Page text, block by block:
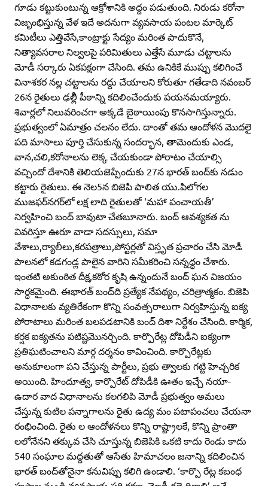
గూడు కట్టుకుంటున్న ఆక్రోశానికి అద్దం పడుతుంది. నిరుడు కరోనా
విజృంభిస్తున్న వేళ ఇదే అదనుగా వ్యవసాయ పంటల మార్కెట్‌
కమిటీలు ఎత్తివేసే,కాంట్రాక్టు సేద్యం మరింత పాదుకొనే,
నిత్యావసరాల నిల్వలపై పరిమితులు ఎత్తేసే మూడు చట్టాలను
మోడీ సర్కారు ఏకపక్షంగా చేసింది. తమ ఉనికికే ముప్పు కలిగించే
వినాశకర నల్ల చట్టాలను రద్దు చేయాలని కోరుతూ గతేడాది నవంబర్‌
26న రైతులు ఢల్లీి పీఠాన్ని కదిలించేందుకు పయనమయ్యారు.
శివార్లలో నిలువరించగా అక్కడే బైఠాయింపు కొనసాగిస్తున్నారు.
ప్రభుత్వంలో ఏమాత్రం చలనం లేదు. దాంతో తమ ఆందోళన మొదలై
పది మాసాలు పూర్తి చేసుకున్న సందర్భాన, తామెందుకు ఎండ,
వాన,చలి,కరోనాలను లెక్క చేయకుండా పోరాటం చేయాల్సి
వచ్చిందో దేశానికి తెలియజెప్పేందుకు 27న భారత్‌ బంద్‌కు నడుం
కట్టారు రైతులు. ఈ నెల5న బిజెపి పాలిత యు.పిలోగల
ముజఫర్‌నగర్‌లో లక్ష లాది రైతులతో ‘మహా పంచాయతీ’
నిర్వహించి బంద్‌ బావుటా చేతబూనారు. బంద్‌ ఆవశ్యకత ను
వివరిస్తూ ఊరూ వాడా సదస్సులు, సమా
వేశాలు,ర్యాలీలు,కరపత్రాలు,పోస్టర్లతో విస్తృత ప్రచారం చేసి మోడీ
పాలనలో కడగండ్ల పాలైన వారిని సమీకరించి సన్నద్ధం చేశారు.
ఇంతటి అకుంఠిత దీక్ష,కఠోర కృషి ఉన్నందునే బంద్‌ ఘన విజయం
సార్ధకమైంది. ఈభారత్‌ బంద్‌ది ప్రత్యేక నేపథ్యం, చరిత్రాత్మకం. బిజెపి
విధానాలకు వ్యతిరేకంగా కొన్ని సంవత్సరాలుగా నిర్వహిస్తున్న ఐక్య
పోరాటాలు మరింత బలపడటానికి బంద్‌ దిశా నిర్దేశం చేసింది. కార్మిక,
కర్షక ఐక్యతను పటిష్టమొనర్చింది. కార్పొరేట్ల దోపిడీని ఐక్యంగా
ప్రతిఘటించాలని మార్గ దర్శనం కావించింది. కార్పొరేట్లకు
అనుకూలంగా పని చేస్తున్న పార్టీలు, ప్రభు త్వాలకు గట్టి హెచ్చరిక
అయింది. హిందూత్వ, కార్పొరేట్‌ దోపిడీకి ఊతం ఇచ్చే నయా-
ఉదార వాద విధానాలను కలగలిపి మోడీ ప్రభుత్వం అమలు
చేస్తున్న కుటిల పన్నాగాలను రైతు ఉద్య మం పటాపంచలు చేయనా
రంభించింది. రైతు ల ఆందోళనలు కొన్ని రాష్ట్రాలకే, కొన్ని ప్రాంతా
లలోనేనని తక్కువ చేసి చూస్తున్న బిజెపికి ఒకటి కాదు రెండు కాదు
540 సంఘాల మద్దతుతో ఆసేతు హిమాచలం జనాన్ని కదిలించిన
భారత్‌ బంద్‌తోనైనా కనువిప్పు కలిగి ఉండాలి. ‘కార్పొ రేట్ల కబంధ